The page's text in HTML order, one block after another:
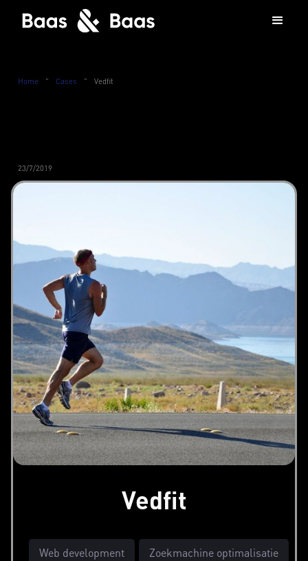
Home ” Cases ” Vedfit
23/7/2019
Vedfit
Web development Zoekmachine optimalisatie